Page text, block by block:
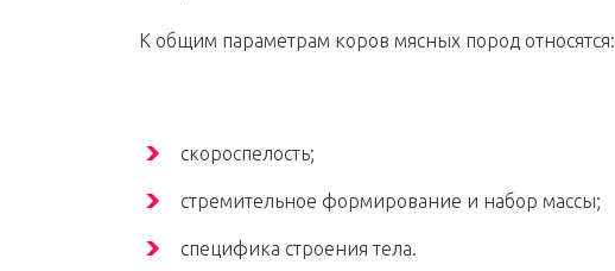
К общим параметрам коров мясных пород относятся:
скороспелость;
стремительное формирование и набор массы;
специфика строения тела.